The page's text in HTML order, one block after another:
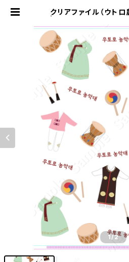
クリアファイル（ウトロ
1/2